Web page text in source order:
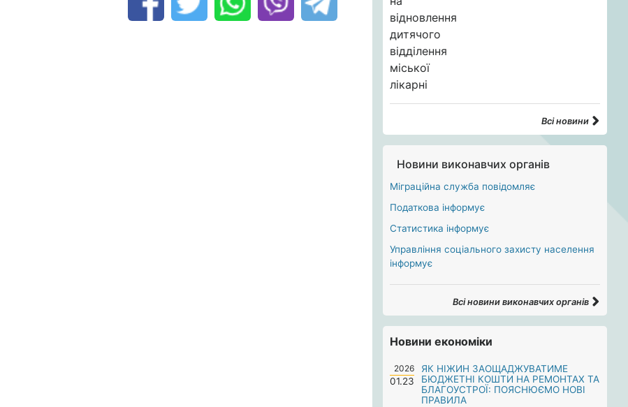
Всі новини
Новини виконавчих органів
Міграційна служба повідомляє
Податкова інформує
Статистика інформує
Управління соціального захисту населення
інформує
Всі новини виконавчих органів
Новини економіки
2026
01.23
ЯК НІЖИН ЗАОЩАДЖУВАТИМЕ
БЮДЖЕТНІ КОШТИ НА РЕМОНТАХ ТА
БЛАГОУСТРОЇ: ПОЯСНЮЄМО НОВІ
ПРАВИЛА